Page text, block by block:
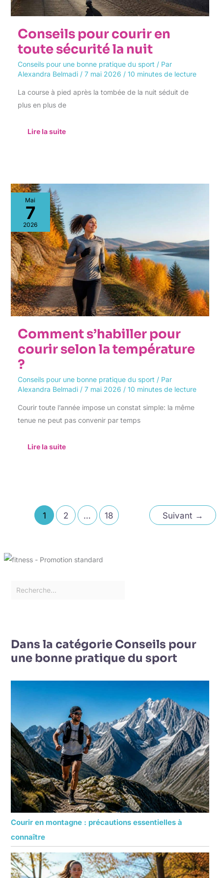
Conseils pour courir en
toute sécurité la nuit
Conseils pour une bonne pratique du sport / Par
Alexandra Belmadi / 7 mai 2026 / 10 minutes de lecture
La course à pied après la tombée de la nuit séduit de
plus en plus de
Lire la suite
Mai
7
2026
Comment s’habiller pour
courir selon la température
?
Conseils pour une bonne pratique du sport / Par
Alexandra Belmadi / 7 mai 2026 / 10 minutes de lecture
Courir toute l’année impose un constat simple: la même
tenue ne peut pas convenir par temps
Comment
s’habiller
pour
courir
selon
la
température
?
Lire la suite
1 2 … 18 Suivant →
Dans la catégorie Conseils pour
une bonne pratique du sport
Courir en montagne : précautions essentielles à
connaître